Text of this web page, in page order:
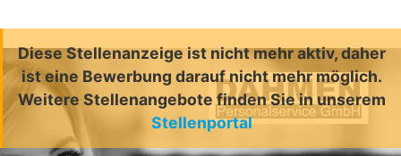
Diese Stellenanzeige ist nicht mehr aktiv, daher
ist eine Bewerbung darauf nicht mehr möglich.
Weitere Stellenangebote finden Sie in unserem
Stellenportal